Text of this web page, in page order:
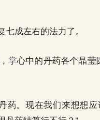
成左右的法力了。
掌心中的丹药各个晶莹
药。现在我们来想想应